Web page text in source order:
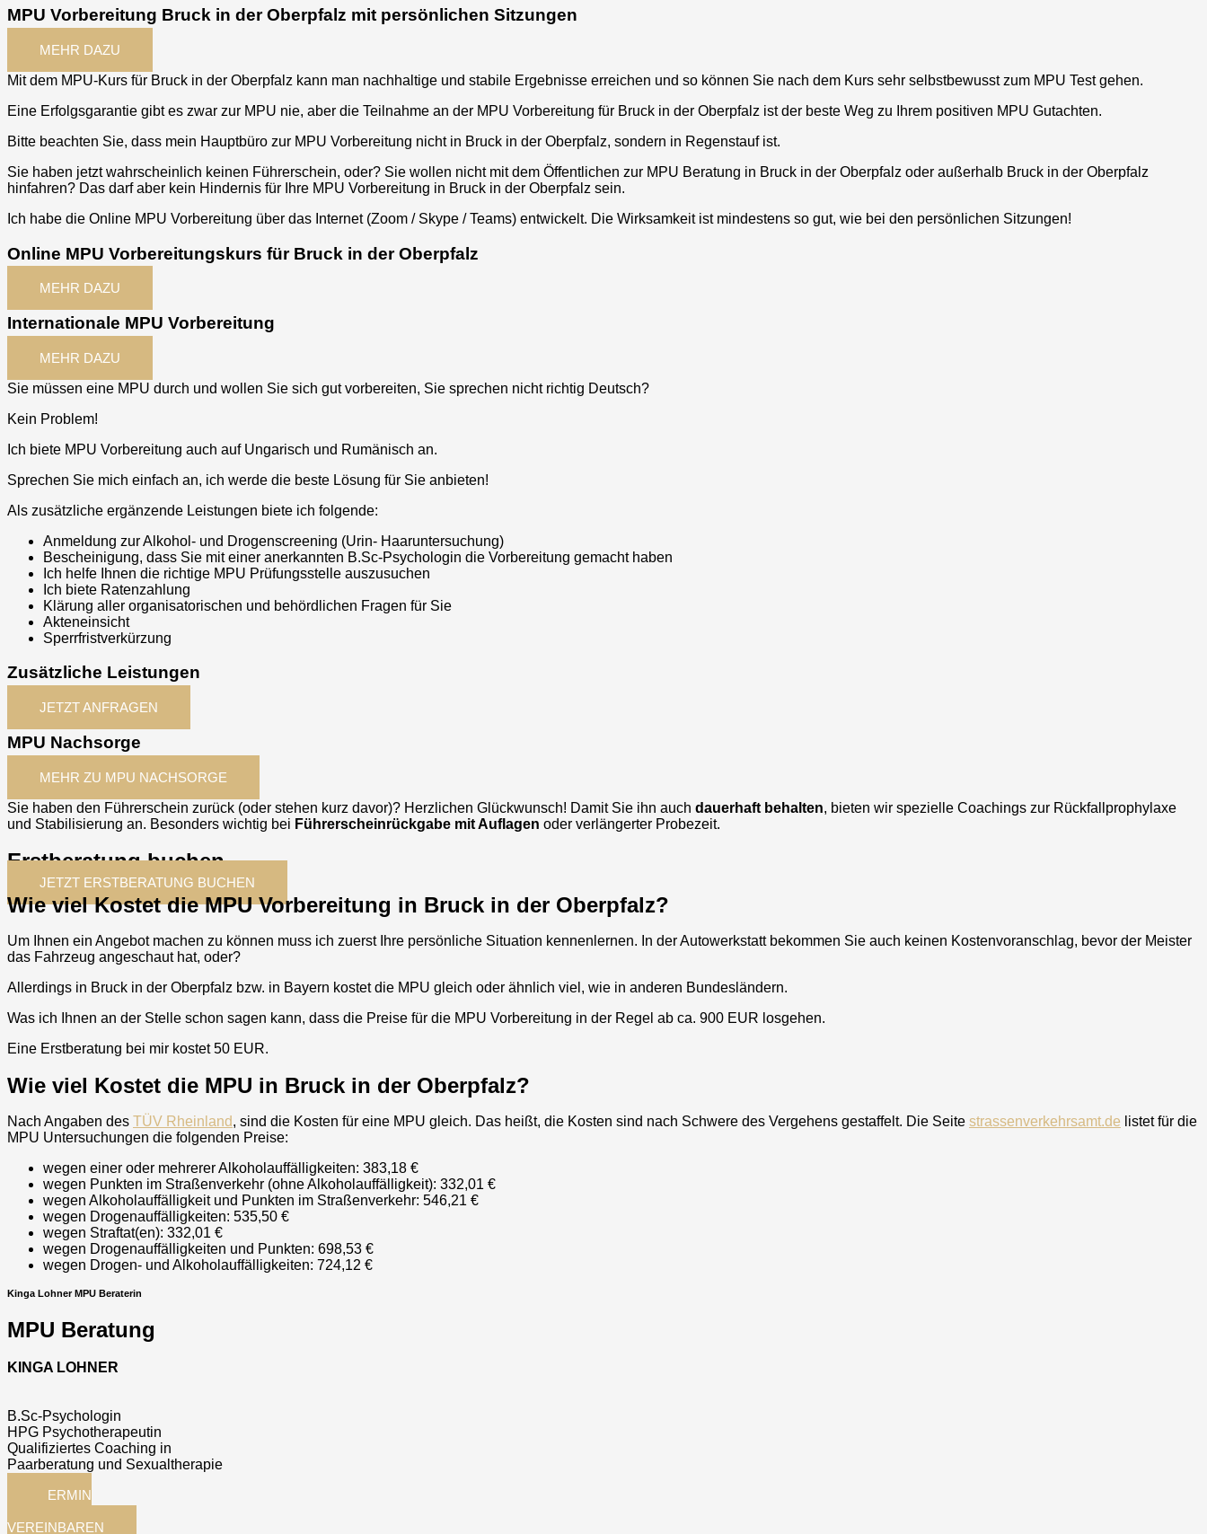
MPU Vorbereitung Bruck in der Oberpfalz mit persönlichen Sitzungen
MEHR DAZU
Mit dem MPU-Kurs für Bruck in der Oberpfalz kann man nachhaltige und stabile Ergebnisse erreichen und so können Sie nach dem Kurs sehr selbstbewusst zum MPU Test gehen.
Eine Erfolgsgarantie gibt es zwar zur MPU nie, aber die Teilnahme an der MPU Vorbereitung für Bruck in der Oberpfalz ist der beste Weg zu Ihrem positiven MPU Gutachten.
Bitte beachten Sie, dass mein Hauptbüro zur MPU Vorbereitung nicht in Bruck in der Oberpfalz, sondern in Regenstauf ist.
Sie haben jetzt wahrscheinlich keinen Führerschein, oder? Sie wollen nicht mit dem Öffentlichen zur MPU Beratung in Bruck in der Oberpfalz oder außerhalb Bruck in der Oberpfalz
hinfahren? Das darf aber kein Hindernis für Ihre MPU Vorbereitung in Bruck in der Oberpfalz sein.
Ich habe die Online MPU Vorbereitung über das Internet (Zoom / Skype / Teams) entwickelt. Die Wirksamkeit ist mindestens so gut, wie bei den persönlichen Sitzungen!
Online MPU Vorbereitungskurs für Bruck in der Oberpfalz
MEHR DAZU
Internationale MPU Vorbereitung
MEHR DAZU
Sie müssen eine MPU durch und wollen Sie sich gut vorbereiten, Sie sprechen nicht richtig Deutsch?
Kein Problem!
Ich biete MPU Vorbereitung auch auf Ungarisch und Rumänisch an.
Sprechen Sie mich einfach an, ich werde die beste Lösung für Sie anbieten!
Als zusätzliche ergänzende Leistungen biete ich folgende:
Anmeldung zur Alkohol- und Drogenscreening (Urin- Haaruntersuchung)
Bescheinigung, dass Sie mit einer anerkannten B.Sc-Psychologin die Vorbereitung gemacht haben
Ich helfe Ihnen die richtige MPU Prüfungsstelle auszusuchen
Ich biete Ratenzahlung
Klärung aller organisatorischen und behördlichen Fragen für Sie
Akteneinsicht
Sperrfristverkürzung
Zusätzliche Leistungen
JETZT ANFRAGEN
MPU Nachsorge
MEHR ZU MPU NACHSORGE
Sie haben den Führerschein zurück (oder stehen kurz davor)? Herzlichen Glückwunsch! Damit Sie ihn auch dauerhaft behalten, bieten wir spezielle Coachings zur Rückfallprophylaxe
und Stabilisierung an. Besonders wichtig bei Führerscheinrückgabe mit Auflagen oder verlängerter Probezeit.
Erstberatung buchen
JETZT ERSTBERATUNG BUCHEN
Wie viel Kostet die MPU Vorbereitung in Bruck in der Oberpfalz?
Um Ihnen ein Angebot machen zu können muss ich zuerst Ihre persönliche Situation kennenlernen. In der Autowerkstatt bekommen Sie auch keinen Kostenvoranschlag, bevor der Meister
das Fahrzeug angeschaut hat, oder?
Allerdings in Bruck in der Oberpfalz bzw. in Bayern kostet die MPU gleich oder ähnlich viel, wie in anderen Bundesländern.
Was ich Ihnen an der Stelle schon sagen kann, dass die Preise für die MPU Vorbereitung in der Regel ab ca. 900 EUR losgehen.
Eine Erstberatung bei mir kostet 50 EUR.
Wie viel Kostet die MPU in Bruck in der Oberpfalz?
Nach Angaben des TÜV Rheinland, sind die Kosten für eine MPU gleich. Das heißt, die Kosten sind nach Schwere des Vergehens gestaffelt. Die Seite strassenverkehrsamt.de listet für die
MPU Untersuchungen die folgenden Preise:
wegen einer oder mehrerer Alkoholauffälligkeiten: 383,18 €
wegen Punkten im Straßenverkehr (ohne Alkoholauffälligkeit): 332,01 €
wegen Alkoholauffälligkeit und Punkten im Straßenverkehr: 546,21 €
wegen Drogenauffälligkeiten: 535,50 €
wegen Straftat(en): 332,01 €
wegen Drogenauffälligkeiten und Punkten: 698,53 €
wegen Drogen- und Alkoholauffälligkeiten: 724,12 €
Kinga Lohner MPU Beraterin
MPU Beratung
KINGA LOHNER
B.Sc-Psychologin
HPG Psychotherapeutin
Qualifiziertes Coaching in
Paarberatung und Sexualtherapie
TERMIN
VEREINBAREN